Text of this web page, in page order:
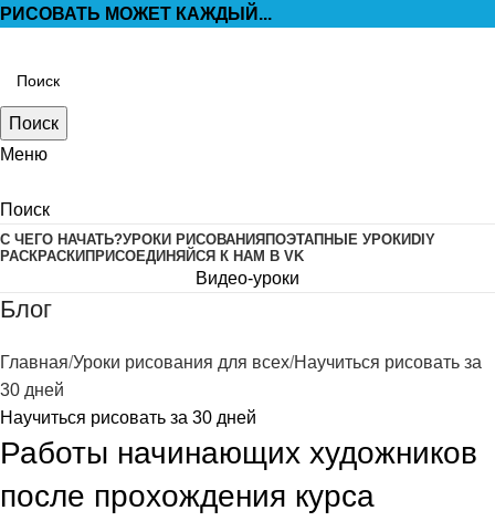
РИСОВАТЬ МОЖЕТ КАЖДЫЙ...
Поиск
Меню
Поиск
С ЧЕГО НАЧАТЬ?УРОКИ РИСОВАНИЯ ПОЭТАПНЫЕ УРОКИ DIY
РАСКРАСКИ ПРИСОЕДИНЯЙСЯ К НАМ В VK
Видео-уроки
Блог
Главная Уроки рисования для всех Научиться рисовать за
30 дней
Научиться рисовать за 30 дней
Работы начинающих художников
после прохождения курса